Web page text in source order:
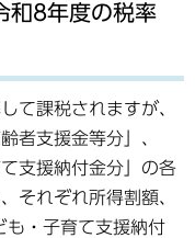
和8年度の税率
て課税されますが、
者支援金等分」、
支援納付金分」の各
それぞれ所得割額、
・子育て支援納付